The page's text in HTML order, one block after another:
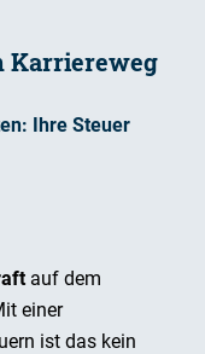
Karriereweg
Ihre Steuer
auf dem
einer
ist das kein